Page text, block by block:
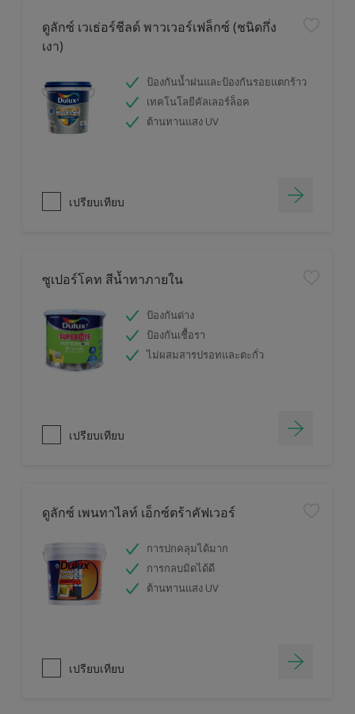
ดูลักซ์ เวเธ่อร์ชีลด์ พาวเวอร์เฟล็กซ์ (ชนิดกึ่ง
เงา)
ป้องกันน้ำฝนและป้องกันรอยแตกร้าว
เทคโนโลยีคัลเลอร์ล็อค
ต้านทานแสง UV
เปรียบเทียบ
ซูเปอร์โคท สีน้ำทาภายใน
ป้องกันด่าง
ป้องกันเชื้อรา
ไม่ผสมสารปรอทและตะกั่ว
เปรียบเทียบ
ดูลักซ์ เพนทาไลท์ เอ็กซ์ตร้าคัฟเวอร์
การปกคลุมได้มาก
การกลบมิดได้ดี
ต้านทานแสง UV
เปรียบเทียบ